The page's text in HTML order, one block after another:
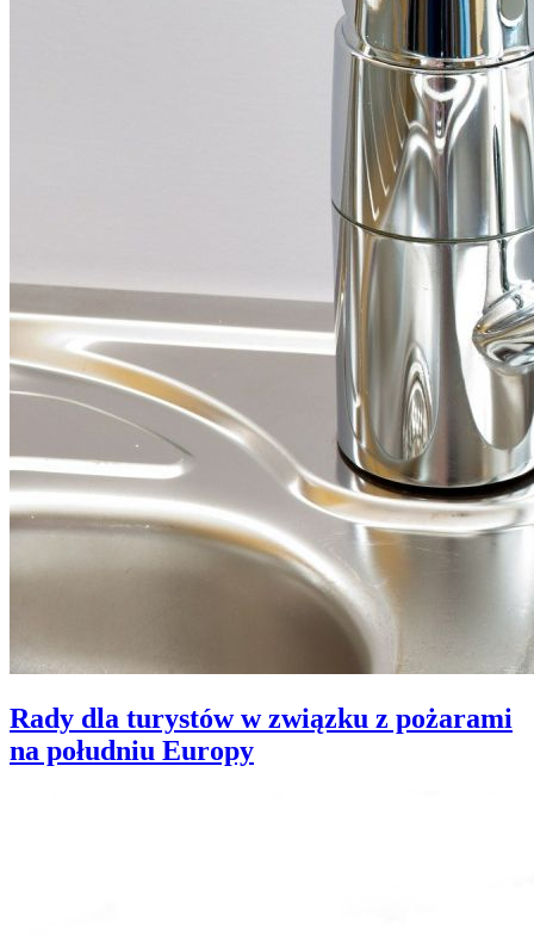
Rady dla turystów w związku z pożarami
na południu Europy